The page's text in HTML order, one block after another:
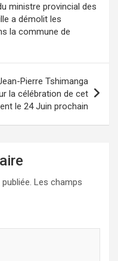
ministre provincial des
a démolit les
la commune de
Pierre Tshimanga
la célébration de cet
le 24 Juin prochain
Les champs